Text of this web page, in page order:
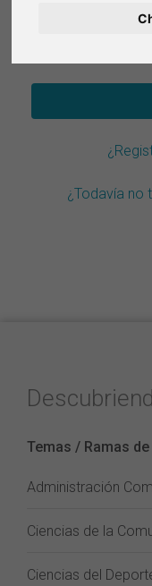
¿Todavía no
Temas / Ramas
Administración
Ciencias de la
Ciencias del